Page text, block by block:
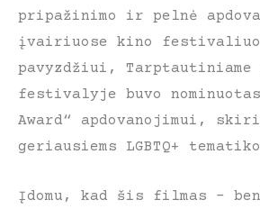
pripažinimo ir pelnė
įvairiuose kino
pavyzdžiui, Tarptautiniame
festivalyje buvo nominuotas
Award“ apdovanojimui,
geriausiems LGBTQ+
Įdomu, kad šis filmas –